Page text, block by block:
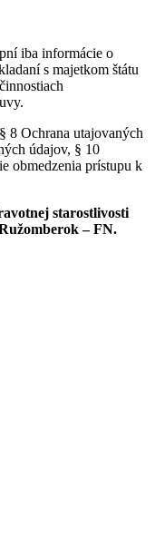
iba informácie o
s majetkom štátu
8 Ochrana utajovaných
údajov, § 10
obmedzenia prístupu k
starostlivosti
– FN.